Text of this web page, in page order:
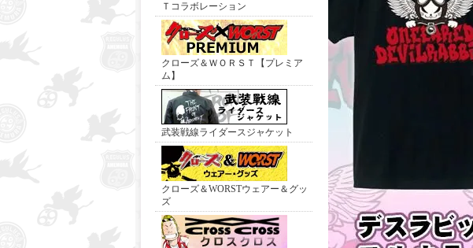
Ｔコラボレーション
クローズ＆ＷＯＲＳＴ【プレミア
ム】
武装戦線ライダースジャケット
クローズ＆WORSTウェアー＆グッ
ズ